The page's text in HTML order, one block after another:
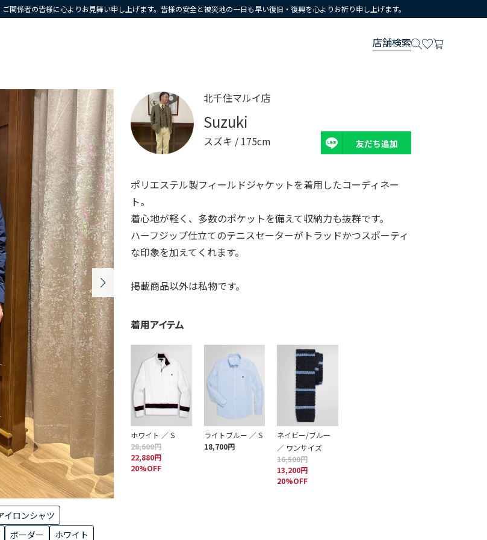
関係者の皆様に心よりお見舞い申し上げます。皆様の安全と被災地の一日も早い復旧・復興を心よりお祈り申し上げます。
店舗検索
イロンシャツ
ボーダー
ホワイト
北千住マルイ店
Suzuki
スズキ / 175cm 友だち追加
ポリエステル製フィールドジャケットを着用したコーディネー
ト。
着心地が軽く、多数のポケットを備えて収納力も抜群です。
ハーフジップ仕立てのテニスセーターがトラッドかつスポーティ
な印象を加えてくれます。
掲載商品以外は私物です。
着用アイテム
ホワイト ／ S
28,600円
22,880円
20%OFF
ライトブルー ／ S
18,700円
ネイビー/ブルー
／ ワンサイズ
16,500円
13,200円
20%OFF